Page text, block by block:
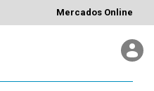
Mercados Online